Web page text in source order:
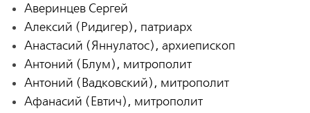
Аверинцев Сергей
Алексий (Ридигер), патриарх
Анастасий (Яннулатос), архиепископ
Антоний (Блум), митрополит
Антоний (Вадковский), митрополит
Афанасий (Евтич), митрополит